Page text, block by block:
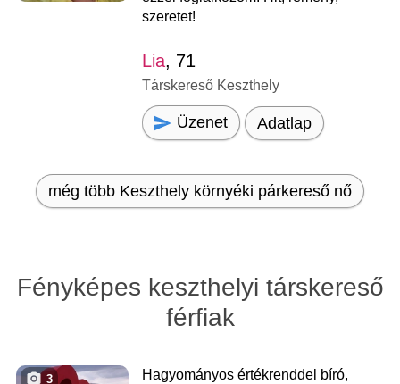
szeretet!
Lia, 71
Társkereső Keszthely
Üzenet Adatlap
még több Keszthely környéki párkereső nő
Fényképes keszthelyi társkereső
férfiak
3 Hagyományos értékrenddel bíró,